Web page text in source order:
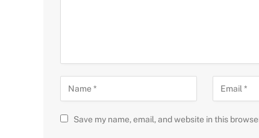
Save my name, email, and website in this